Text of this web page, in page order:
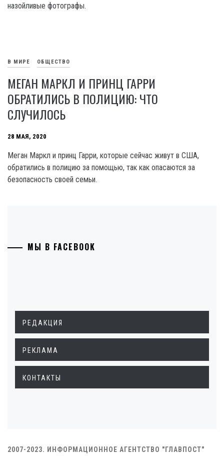
назойливые фотографы.
В МИРЕ ОБЩЕСТВО
МЕГАН МАРКЛ И ПРИНЦ ГАРРИ
ОБРАТИЛИСЬ В ПОЛИЦИЮ: ЧТО
СЛУЧИЛОСЬ
28 МАЯ, 2020
Меган Маркл и принц Гарри, которые сейчас живут в США,
обратились в полицию за помощью, так как опасаются за
безопасность своей семьи.
МЫ В FACEBOOK
РЕДАКЦИЯ
РЕКЛАМА
КОНТАКТЫ
2007-2023. ИНФОРМАЦИОННОЕ АГЕНТСТВО "ГЛАВПОСТ"